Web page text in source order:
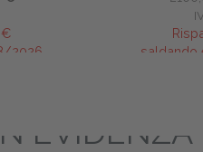
€
2026
EVIDENZA